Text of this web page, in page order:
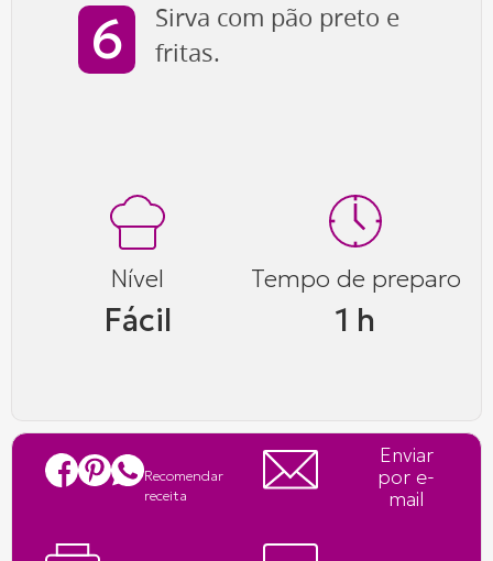
Sirva com pão preto e
fritas.
Nível
Fácil
Tempo de preparo
1 h
Recomendar
receita
Enviar
por e-
mail